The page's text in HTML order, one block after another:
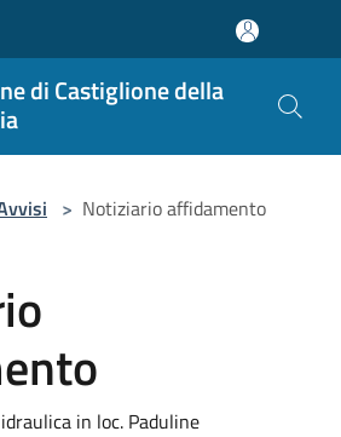
di Castiglione della
> Notiziario affidamento
in loc. Paduline